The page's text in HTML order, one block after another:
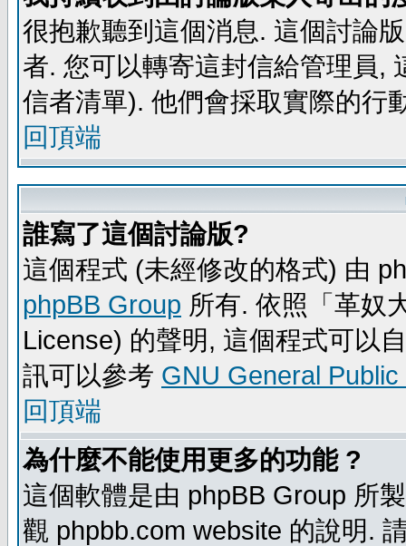
很抱歉聽到這個消息. 這個討論
者. 您可以轉寄這封信給管理員,
信者清單). 他們會採取實際的行
回頂端
誰寫了這個討論版?
這個程式 (未經修改的格式) 由
phpBB Group 所有. 依照「革奴
License) 的聲明, 這個程式可以
訊可以參考 GNU General
回頂端
為什麼不能使用更多的功能 ?
這個軟體是由 phpBB Group 所
觀 phpbb.com website 的說明.